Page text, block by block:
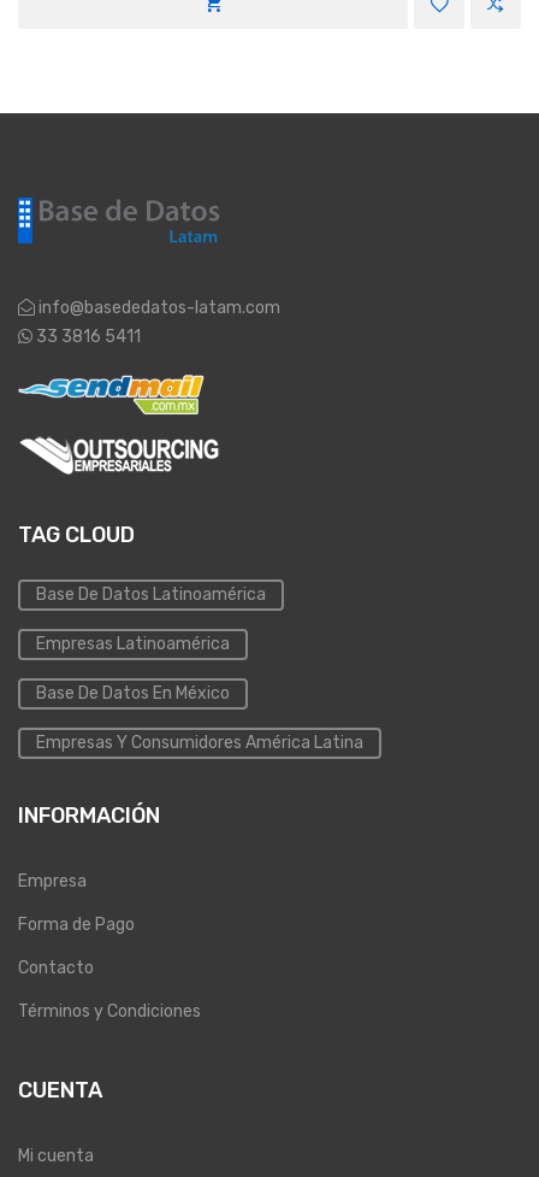
info@basededatos-latam.com
33 3816 5411
TAG CLOUD
Base De Datos Latinoamérica
Empresas Latinoamérica
Base De Datos En México
Empresas Y Consumidores América Latina
INFORMACIÓN
Empresa
Forma de Pago
Contacto
Términos y Condiciones
CUENTA
Mi cuenta